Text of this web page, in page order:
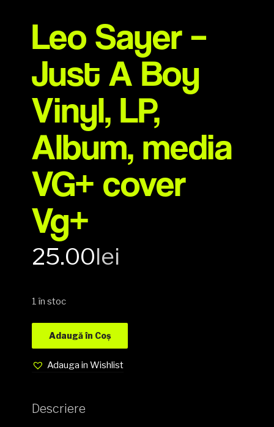
Leo Sayer –
Just A Boy
Vinyl, LP,
Album, media
VG+ cover
Vg+
25.00lei
1 în stoc
Adaugă în Coș
Adauga in Wishlist
Descriere